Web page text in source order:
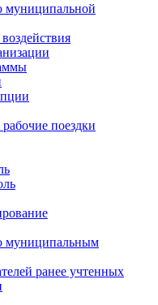
муниципальной
поездки
муниципальным
ранее учтенных